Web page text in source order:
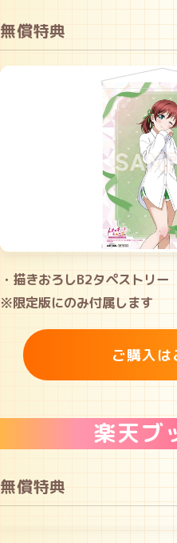
無償特典
・描きおろしB2タペストリー
※限定版にのみ付属します
ご購入は
楽天ブ
無償特典